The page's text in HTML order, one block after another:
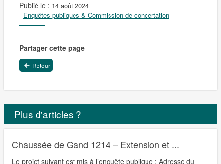
Publié le : 14 août 2024
- Enquêtes publiques & Commission de concertation
Partager cette page
Retour
Plus d'articles ?
Chaussée de Gand 1214 – Extension et ...
Le projet suivant est mis à l’enquête publique : Adresse du